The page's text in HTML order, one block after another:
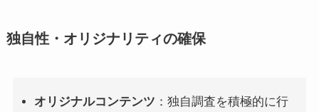
独自性・オリジナリティの確保
オリジナルコンテンツ ：独自調査を積極的に行